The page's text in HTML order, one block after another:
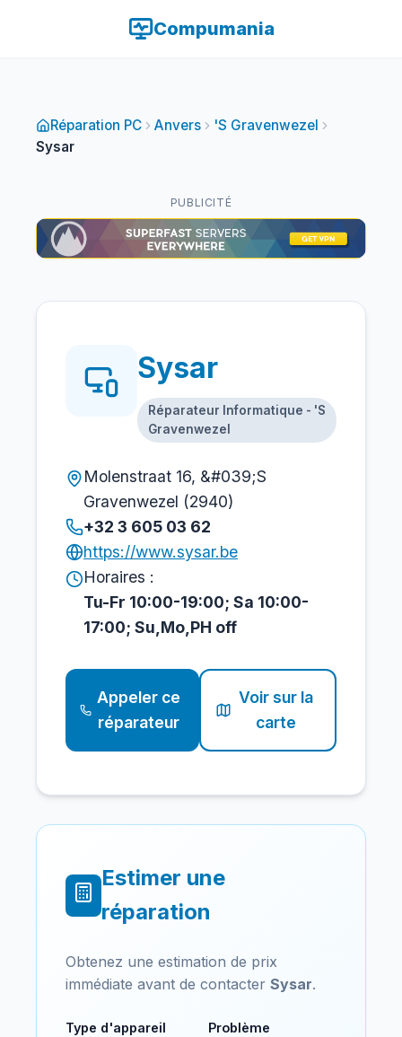
Compumania
Réparation PC Anvers
'S Gravenwezel
Sysar
PUBLICITÉ
Sysar
Réparateur Informatique - 'S
Gravenwezel
Molenstraat 16, &#039;S
Gravenwezel (2940)
+32 3 605 03 62
https://www.sysar.be
Horaires :
Tu-Fr 10:00-19:00; Sa 10:00-
17:00; Su,Mo,PH off
Appeler ce
réparateur
Voir sur la
carte
Estimer une
réparation
Obtenez une estimation de prix
immédiate avant de contacter Sysar.
Type d'appareil
Problème